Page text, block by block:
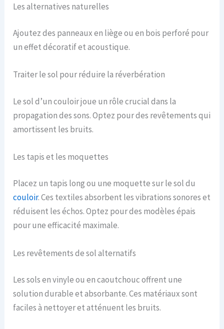
Les alternatives naturelles
Ajoutez des panneaux en liège ou en bois perforé pour
un effet décoratif et acoustique.
Traiter le sol pour réduire la réverbération
Le sol d’un couloir joue un rôle crucial dans la
propagation des sons. Optez pour des revêtements qui
amortissent les bruits.
Les tapis et les moquettes
Placez un tapis long ou une moquette sur le sol du
couloir. Ces textiles absorbent les vibrations sonores et
réduisent les échos. Optez pour des modèles épais
pour une efficacité maximale.
Les revêtements de sol alternatifs
Les sols en vinyle ou en caoutchouc offrent une
solution durable et absorbante. Ces matériaux sont
faciles à nettoyer et atténuent les bruits.